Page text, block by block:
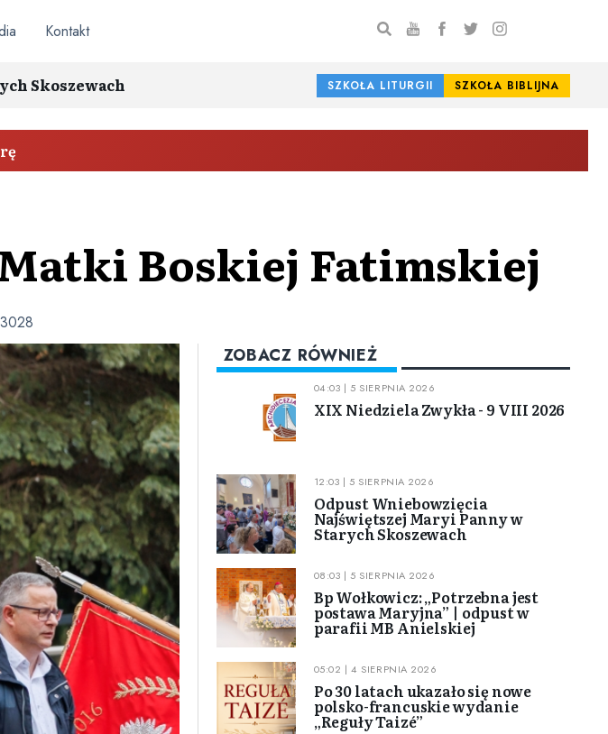
Kontakt
Skoszewach SZKOŁA LITURGII SZKOŁA BIBLIJNA
Boskiej Fatimskiej
3028
ZOBACZ RÓWNIEŻ
04:03 | 5 SIERPNIA 2026
XIX Niedziela Zwykła - 9 VIII 2026
12:03 | 5 SIERPNIA 2026
Odpust Wniebowzięcia
Najświętszej Maryi Panny w
Starych Skoszewach
08:03 | 5 SIERPNIA 2026
Bp Wołkowicz: „Potrzebna jest
postawa Maryjna” | odpust w
parafii MB Anielskiej
05:02 | 4 SIERPNIA 2026
Po 30 latach ukazało się nowe
polsko-francuskie wydanie
„Reguły Taizé”